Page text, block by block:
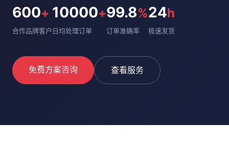
600+
合作品牌客户
10000+
日均处理订单
99.8%
订单准确率
24h
极速发货
免费方案咨询 查看服务